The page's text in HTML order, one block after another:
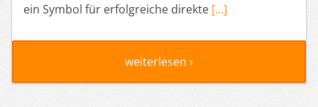
ein Symbol für erfolgreiche direkte […]
weiterlesen ›